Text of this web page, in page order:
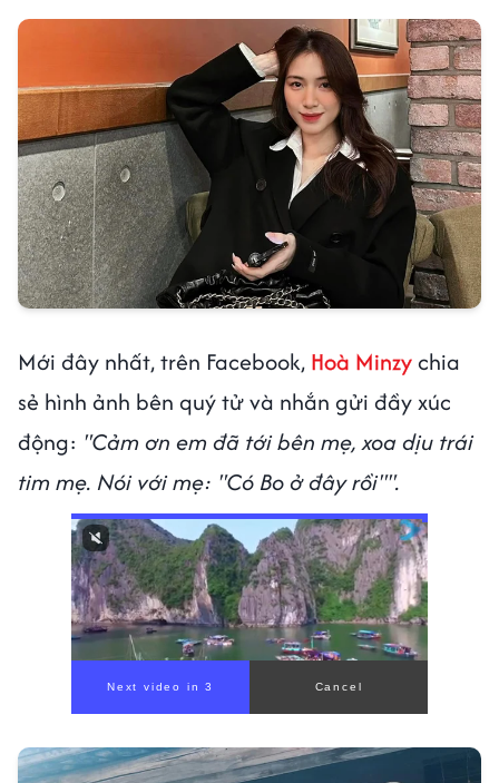
Mới đây nhất, trên Facebook, Hoà Minzychia
sẻ hình ảnh bên quý tử và nhắn gửi đầy xúc
động: "Cảm ơn em đã tới bên mẹ, xoa dịu trái
tim mẹ. Nói với mẹ: "Có Bo ở đây rồi"".